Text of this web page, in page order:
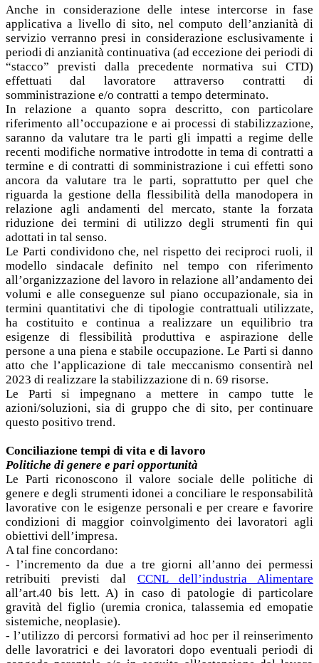
Anche in considerazione delle intese intercorse in fase
applicativa a livello di sito, nel computo dell’anzianità di
servizio verranno presi in considerazione esclusivamente i
periodi di anzianità continuativa (ad eccezione dei periodi di
“stacco” previsti dalla precedente normativa sui CTD)
effettuati dal lavoratore attraverso contratti di
somministrazione e/o contratti a tempo determinato.
In relazione a quanto sopra descritto, con particolare
riferimento all’occupazione e ai processi di stabilizzazione,
saranno da valutare tra le parti gli impatti a regime delle
recenti modifiche normative introdotte in tema di contratti a
termine e di contratti di somministrazione i cui effetti sono
ancora da valutare tra le parti, soprattutto per quel che
riguarda la gestione della flessibilità della manodopera in
relazione agli andamenti del mercato, stante la forzata
riduzione dei termini di utilizzo degli strumenti fin qui
adottati in tal senso.
Le Parti condividono che, nel rispetto dei reciproci ruoli, il
modello sindacale definito nel tempo con riferimento
all’organizzazione del lavoro in relazione all’andamento dei
volumi e alle conseguenze sul piano occupazionale, sia in
termini quantitativi che di tipologie contrattuali utilizzate,
ha costituito e continua a realizzare un equilibrio tra
esigenze di flessibilità produttiva e aspirazione delle
persone a una piena e stabile occupazione. Le Parti si danno
atto che l’applicazione di tale meccanismo consentirà nel
2023 di realizzare la stabilizzazione di n. 69 risorse.
Le Parti si impegnano a mettere in campo tutte le
azioni/soluzioni, sia di gruppo che di sito, per continuare
questo positivo trend.
Conciliazione tempi di vita e di lavoro
Politiche di genere e pari opportunità
Le Parti riconoscono il valore sociale delle politiche di
genere e degli strumenti idonei a conciliare le responsabilità
lavorative con le esigenze personali e per creare e favorire
condizioni di maggior coinvolgimento dei lavoratori agli
obiettivi dell’impresa.
A tal fine concordano:
- l’incremento da due a tre giorni all’anno dei permessi
retribuiti previsti dal CCNL dell’industria Alimentare
all’art.40 bis lett. A) in caso di patologie di particolare
gravità del figlio (uremia cronica, talassemia ed emopatie
sistemiche, neoplasie).
- l’utilizzo di percorsi formativi ad hoc per il reinserimento
delle lavoratrici e dei lavoratori dopo eventuali periodi di